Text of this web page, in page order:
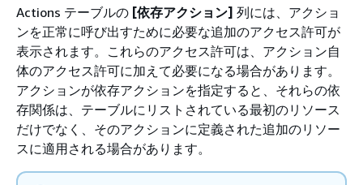
Actions テーブルの [依存アクション] 列には、アクショ
ンを正常に呼び出すために必要な追加のアクセス許可が
表示されます。これらのアクセス許可は、アクション自
体のアクセス許可に加えて必要になる場合があります。
アクションが依存アクションを指定すると、それらの依
存関係は、テーブルにリストされている最初のリソース
だけでなく、そのアクションに定義された追加のリソー
スに適用される場合があります。